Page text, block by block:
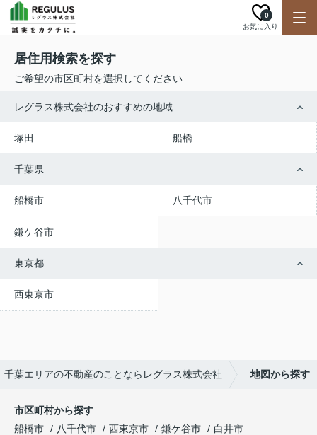
お気に入り
0
居住用検索を探す
ご希望の市区町村を選択してください
レグラス株式会社のおすすめの地域
塚田 船橋
千葉県
船橋市 八千代市
鎌ケ谷市
東京都
西東京市
千葉エリアの不動産のことならレグラス株式会社 地図から探す
市区町村から探す
船橋市
八千代市 西東京市 鎌ケ谷市
白井市